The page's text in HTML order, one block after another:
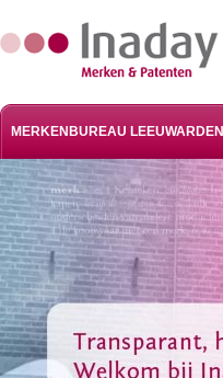
MERKENBUREAU LEEUWARDEN